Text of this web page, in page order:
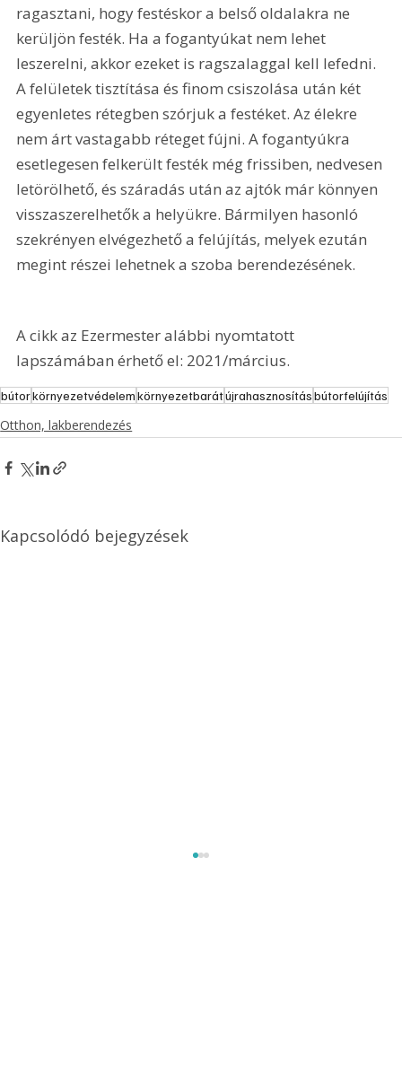
ragasztani, hogy festéskor a belső oldalakra ne
kerüljön festék. Ha a fogantyúkat nem lehet
leszerelni, akkor ezeket is ragszalaggal kell lefedni.
A felületek tisztítása és finom csiszolása után két
egyenletes rétegben szórjuk a festéket. Az élekre
nem árt vastagabb réteget fújni. A fogantyúkra
esetlegesen felkerült festék még frissiben, nedvesen
letörölhető, és száradás után az ajtók már könnyen
visszaszerelhetők a helyükre. Bármilyen hasonló
szekrényen elvégezhető a felújítás, melyek ezután
megint részei lehetnek a szoba berendezésének.
A cikk az Ezermester alábbi nyomtatott
lapszámában érhető el: 2021/március.
bútorkörnyezetvédelemkörnyezetbarátújrahasznosításbútorfelújítás
Otthon, lakberendezés
Kapcsolódó bejegyzések